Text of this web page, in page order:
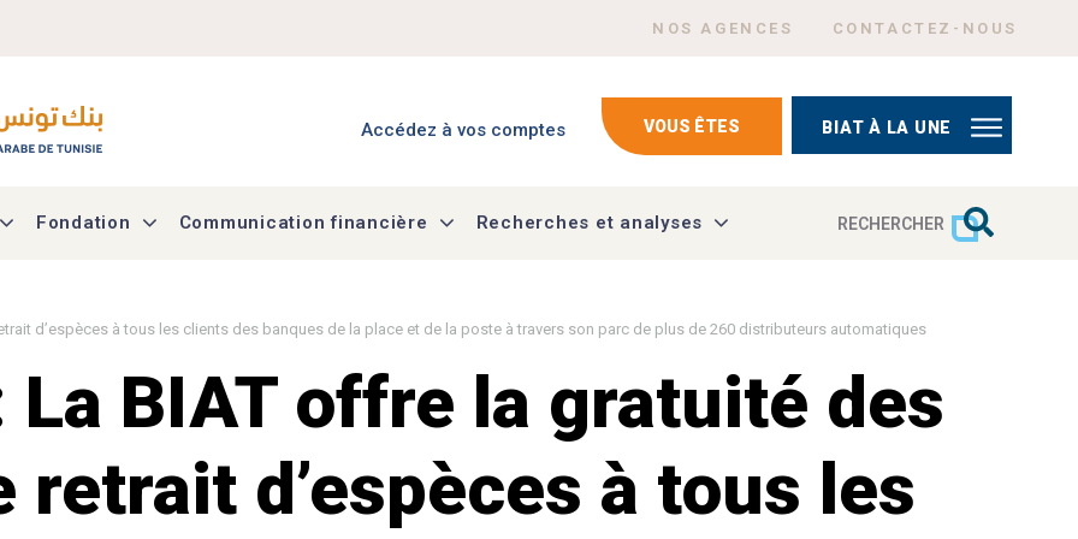
NOS AGENCES CONTACTEZ-NOUS
Accédez à vos comptes VOUS ÊTES BIAT À LA UNE
Fondation Communication financière Recherches et analyses RECHERCHER
d’espèces à tous les clients des banques de la place et de la poste à travers son parc de plus de 260 distributeurs automatiques
BIAT offre la gratuité des
d’espèces à tous les